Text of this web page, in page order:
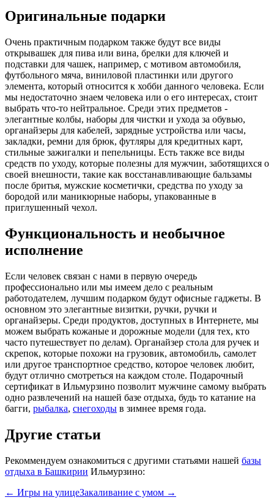
Оригинальные подарки
Очень практичным подарком также будут все виды
открывашек для пива или вина, брелки для ключей и
подставки для чашек, например, с мотивом автомобиля,
футбольного мяча, виниловой пластинки или другого
элемента, который относится к хобби данного человека. Если
мы недостаточно знаем человека или о его интересах, стоит
выбрать что-то нейтральное. Среди этих предметов -
элегантные колбы, наборы для чистки и ухода за обувью,
органайзеры для кабелей, зарядные устройства или часы,
закладки, ремни для брюк, футляры для кредитных карт,
стильные зажигалки и пепельницы. Есть также все виды
средств по уходу, которые полезны для мужчин, заботящихся о
своей внешности, такие как восстанавливающие бальзамы
после бритья, мужские косметички, средства по уходу за
бородой или маникюрные наборы, упакованные в
приглушенный чехол.
Функциональность и необычное
исполнение
Если человек связан с нами в первую очередь
профессионально или мы имеем дело с реальным
работодателем, лучшим подарком будут офисные гаджеты. В
основном это элегантные визитки, ручки, ручки и
органайзеры. Среди продуктов, доступных в Интернете, мы
можем выбрать кожаные и дорожные модели (для тех, кто
часто путешествует по делам). Органайзер стола для ручек и
скрепок, которые похожи на грузовик, автомобиль, самолет
или другое транспортное средство, которое человек любит,
будут отлично смотреться на каждом столе. Подарочный
сертификат в Ильмурзино позволит мужчине самому выбрать
одно развлечений на нашей базе отдыха, будь то катание на
багги, рыбалка, снегоходы в зимнее время года.
Другие статьи
Рекоммендуем ознакомиться с другими статьями нашей базы
отдыха в Башкирии Ильмурзино:
← Игры на улицеЗакаливание с умом →